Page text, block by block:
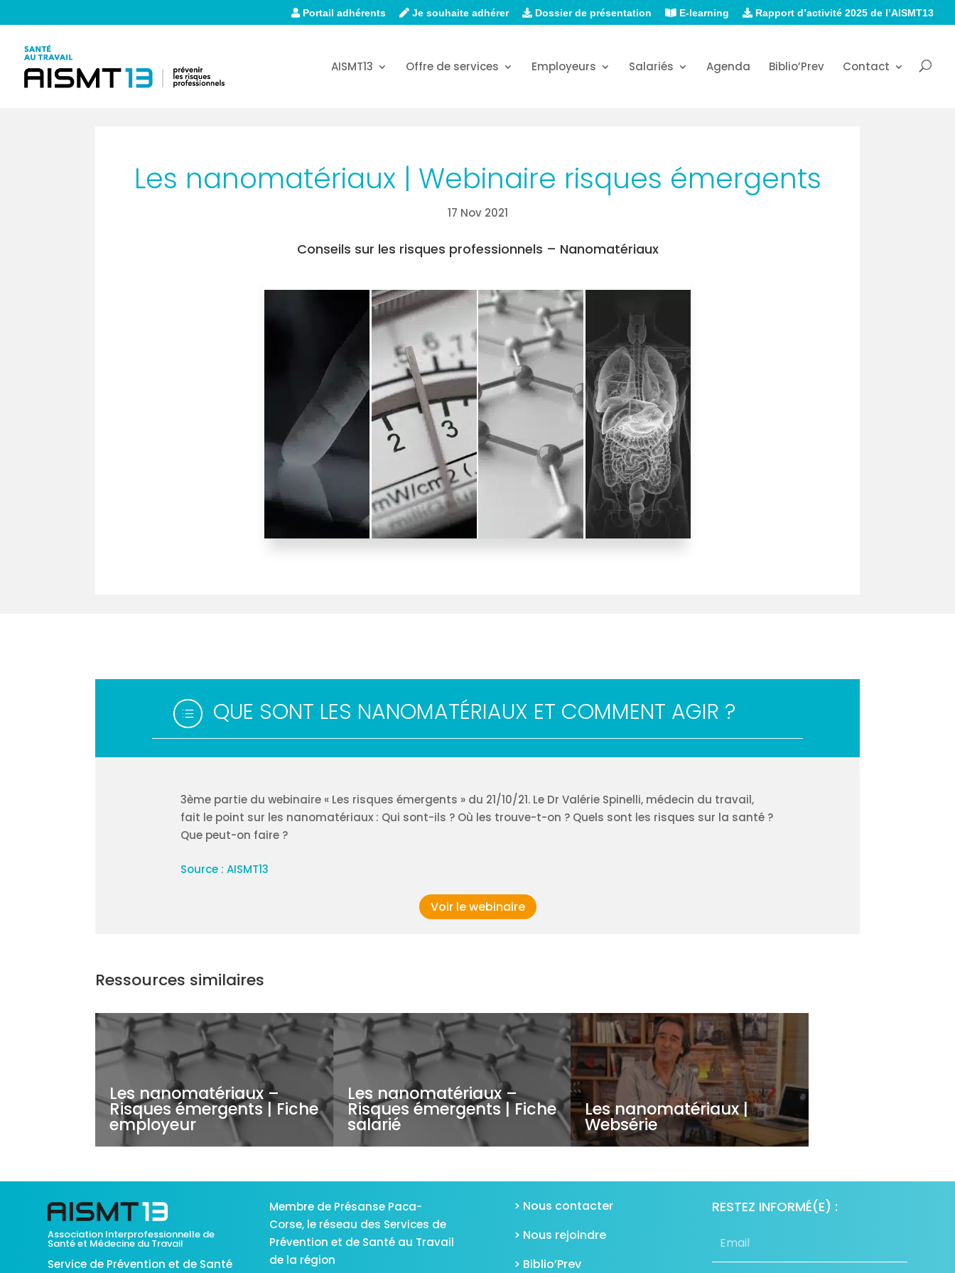
Portail adhérents Je souhaite adhérer Dossier de présentation E-learning Rapport d’activité 2025 de l’AISMT13
AISMT13 Offre de services Employeurs Salariés Agenda Biblio’Prev Contact
Les nanomatériaux | Webinaire risques émergents
17 Nov 2021
Conseils sur les risques professionnels – Nanomatériaux
d QUE SONT LES NANOMATÉRIAUX ET COMMENT AGIR ?
3ème partie du webinaire « Les risques émergents » du 21/10/21. Le Dr Valérie Spinelli, médecin du travail,
fait le point sur les nanomatériaux : Qui sont-ils ? Où les trouve-t-on ? Quels sont les risques sur la santé ?
Que peut-on faire ?
Source : AISMT13
Voir le webinaire
Ressources similaires
Les nanomatériaux –
Risques émergents | Fiche
employeur
Les nanomatériaux –
Risques émergents | Fiche
salarié
Les nanomatériaux |
Websérie
Association Interprofessionnelle de
Santé et Médecine du Travail
Service de Prévention et de Santé
Membre de Présanse Paca-
Corse, le réseau des Services de
Prévention et de Santé au Travail
de la région
> Nous contacter
> Nous rejoindre
> Biblio’Prev
RESTEZ INFORMÉ(E) :